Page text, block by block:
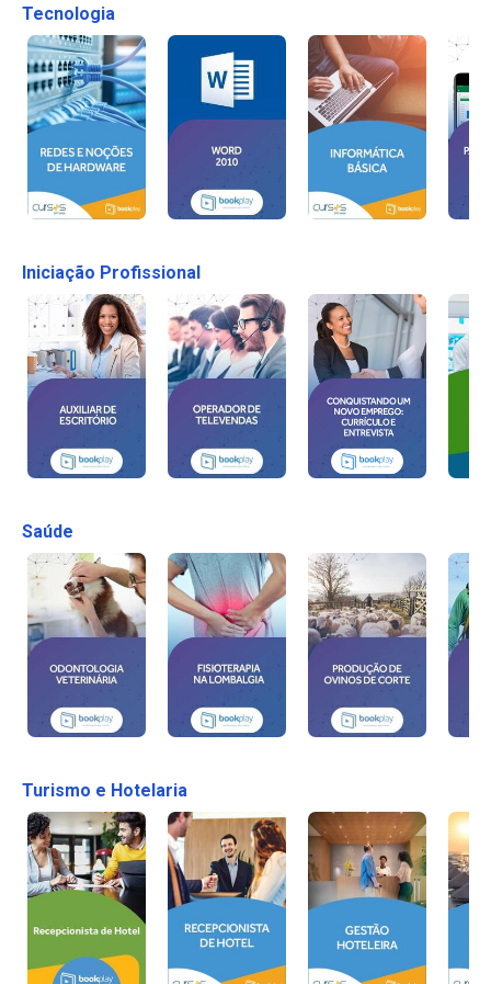
Tecnologia
Iniciação Profissional
Saúde
Turismo e Hotelaria